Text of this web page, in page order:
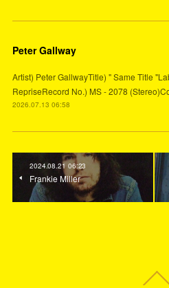
Peter Gallway
Artist) Peter GallwayTitle) " Same Title
RepriseRecord No.) MS - 2078
2026.07.13 06:58
2024.08.21 06:23
Frankie Miller